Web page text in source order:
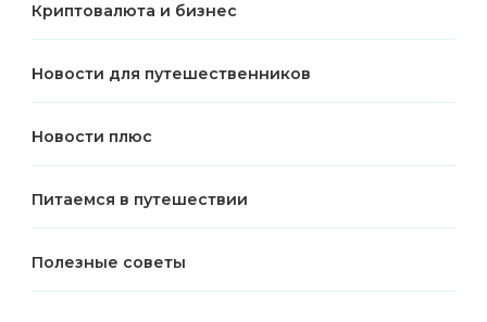
Криптовалюта и бизнес
Новости для путешественников
Новости плюс
Питаемся в путешествии
Полезные советы